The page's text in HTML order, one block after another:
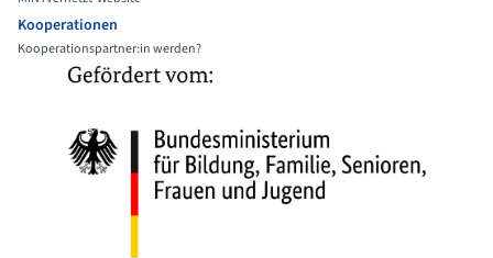
Kooperationen
Kooperationspartner:in werden?